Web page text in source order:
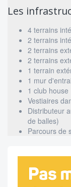
Les
4 terrains
2 terrains
2 terrains
2 terrains
1 terrain
1 mur
1 club house
Vestiaires
Distributeur
de balles)
Parcours de